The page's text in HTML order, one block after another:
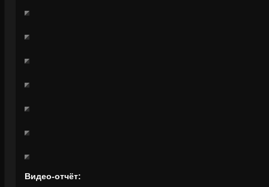
Видео-отчёт: